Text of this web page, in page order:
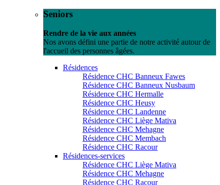
Seniors
Rendre de la vie aux années
Nos avons défini une partie de notre activité autour de
l'accueil des personnes âgées.
Résidences
Résidence CHC Banneux Fawes
Résidence CHC Banneux Nusbaum
Résidence CHC Hermalle
Résidence CHC Heusy
Résidence CHC Landenne
Résidence CHC Liège Mativa
Résidence CHC Mehagne
Résidence CHC Membach
Résidence CHC Racour
Résidences-services
Résidence CHC Liège Mativa
Résidence CHC Mehagne
Résidence CHC Racour